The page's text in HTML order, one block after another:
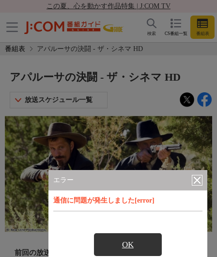
この夏、心を動かす作品特集 | J:COM TV
CS番組一覧 番組表
検索
番組表 アパルーサの決闘 - ザ・シネマ HD
エラー
通信に問題が発生しました[error]
OK
アパルーサの決闘 - ザ・シネマ HD
放送スケジュール一覧
前回の放送